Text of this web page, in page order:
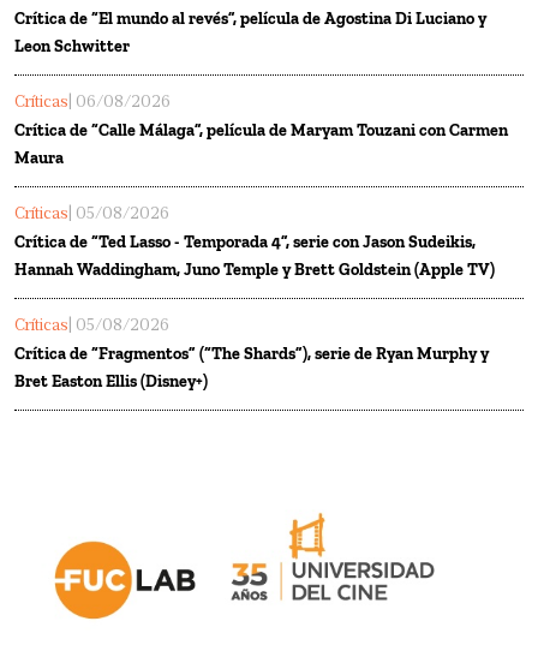
Crítica de “El mundo al revés”, película de Agostina Di Luciano y
Leon Schwitter
Críticas | 06/08/2026
Crítica de “Calle Málaga”, película de Maryam Touzani con Carmen
Maura
Críticas | 05/08/2026
Crítica de “Ted Lasso - Temporada 4”, serie con Jason Sudeikis,
Hannah Waddingham, Juno Temple y Brett Goldstein (Apple TV)
Críticas | 05/08/2026
Crítica de “Fragmentos” (“The Shards”), serie de Ryan Murphy y
Bret Easton Ellis (Disney+)